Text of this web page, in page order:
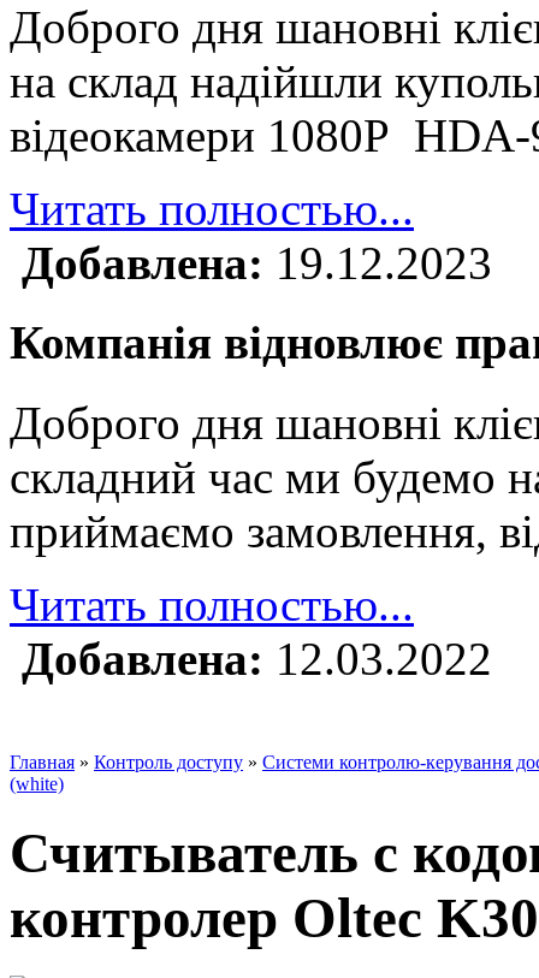
Доброго дня шановні
на склад надійшли
відеокамери 1080P
Читать полностью...
Добавлена: 19.12.2023
Компанія відновлює
Доброго дня шановні
складний час ми будемо
приймаємо замовлення,
Читать полностью...
Добавлена: 12.03.2022
Главная » Контроль доступу » Системи контролю-керування
(white)
Считыватель с
контролер Oltec